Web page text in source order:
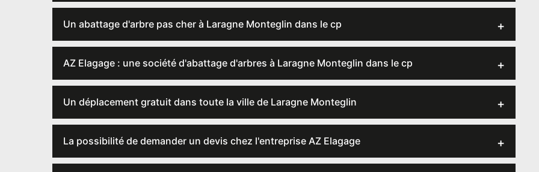
Un abattage d'arbre pas cher à Laragne Monteglin dans le cp
AZ Elagage : une société d'abattage d'arbres à Laragne Monteglin dans le cp
Un déplacement gratuit dans toute la ville de Laragne Monteglin
La possibilité de demander un devis chez l'entreprise AZ Elagage